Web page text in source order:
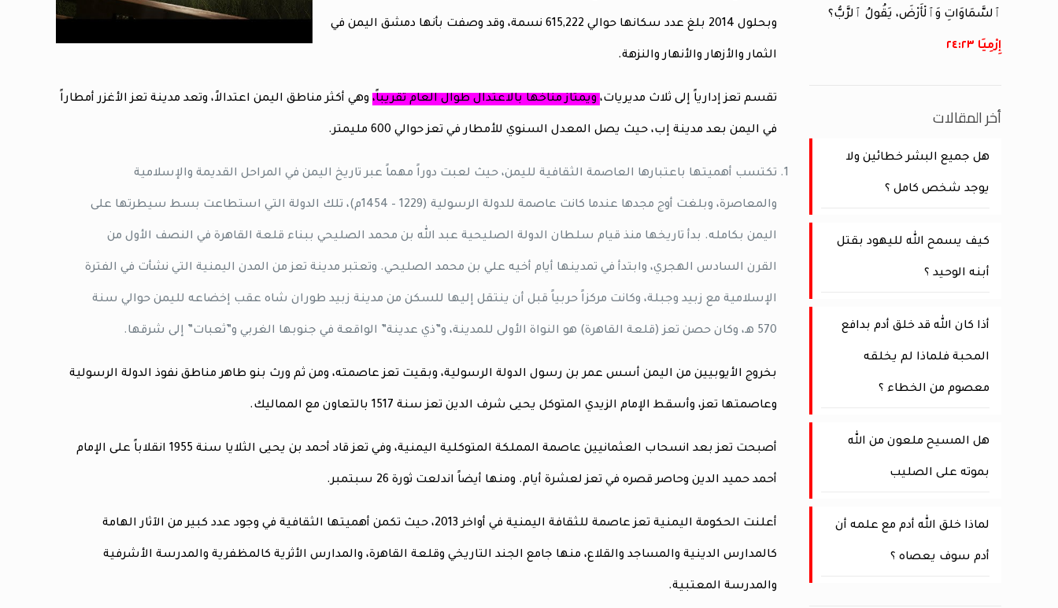
وبحلول 2014 بلغ عدد سكانها حوالي 615,222 نسمة، وقد وصفت بأنها دمشق اليمن في
الثمار والأزهار والأنهار والنزهة.
تقسم تعز إدارياً إلى ثلاث مديريات،ويمتاز مناخها بالاعتدال طوال العام تقريباً،وهي أكثر مناطق اليمن اعتدالاً، وتعد مدينة تعز الأغزر أمطاراً
في اليمن بعد مدينة إب، حيث يصل المعدل السنوي للأمطار في تعز حوالي 600 مليمتر.
تكتسب أهميتها باعتبارها العاصمة الثقافية لليمن، حيث لعبت دوراً مهماً عبر تاريخ اليمن في المراحل القديمة والإسلامية
والمعاصرة، وبلغت أوج مجدها عندما كانت عاصمة للدولة الرسولية (1229 – 1454م)، تلك الدولة التي استطاعت بسط سيطرتها على
اليمن بكامله. بدأ تاريخها منذ قيام سلطان الدولة الصليحية عبد الله بن محمد الصليحي ببناء قلعة القاهرة في النصف الأول من
القرن السادس الهجري، وابتدأ في تمدينها أيام أخيه علي بن محمد الصليحي. وتعتبر مدينة تعز من المدن اليمنية التي نشأت في الفترة
الإسلامية مع زبيد وجبلة، وكانت مركزاً حربياً قبل أن ينتقل إليها للسكن من مدينة زبيد طوران شاه عقب إخضاعه لليمن حوالي سنة
570 هـ، وكان حصن تعز (قلعة القاهرة) هو النواة الأولى للمدينة، و”ذي عدينة” الواقعة في جنوبها الغربي و”ثعبات” إلى شرقها.
بخروج الأيوبيين من اليمن أسس عمر بن رسول الدولة الرسولية، وبقيت تعز عاصمته، ومن ثم ورث بنو طاهر مناطق نفوذ الدولة الرسولية
وعاصمتها تعز، وأسقط الإمام الزيدي المتوكل يحيى شرف الدين تعز سنة 1517 بالتعاون مع المماليك.
أصبحت تعز بعد انسحاب العثمانيين عاصمة المملكة المتوكلية اليمنية، وفي تعز قاد أحمد بن يحيى الثلايا سنة 1955 انقلاباً على الإمام
أحمد حميد الدين وحاصر قصره في تعز لعشرة أيام. ومنها أيضاً اندلعت ثورة 26 سبتمبر.
أعلنت الحكومة اليمنية تعز عاصمة للثقافة اليمنية في أواخر 2013، حيث تكمن أهميتها الثقافية في وجود عدد كبير من الآثار الهامة
كالمدارس الدينية والمساجد والقلاع، منها جامع الجند التاريخي وقلعة القاهرة، والمدارس الأثرية كالمظفرية والمدرسة الأشرفية
والمدرسة المعتبية.
ٱلسَّمَاوَاتِ وَٱلْأَرْضَ، يَقُولُ ٱلرَّبُّ؟
إِرْمِيَا ٢٣:‏٢٤
أخر المقالات
هل جميع البشر خطائين ولا
يوجد شخص كامل ؟
كيف يسمح الله لليهود بقتل
أبنه الوحيد ؟
أذا كان الله قد خلق أدم بدافع
المحبة فلماذا لم يخلقه
معصوم من الخطاء ؟
هل المسيح ملعون من الله
بموته على الصليب
لماذا خلق الله أدم مع علمه أن
أدم سوف يعصاه ؟